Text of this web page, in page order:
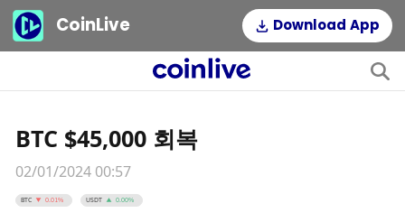
CoinLive Download App
BTC $45,000 회복
02/01/2024 00:57
BTC 0.01% USDT 0.00%